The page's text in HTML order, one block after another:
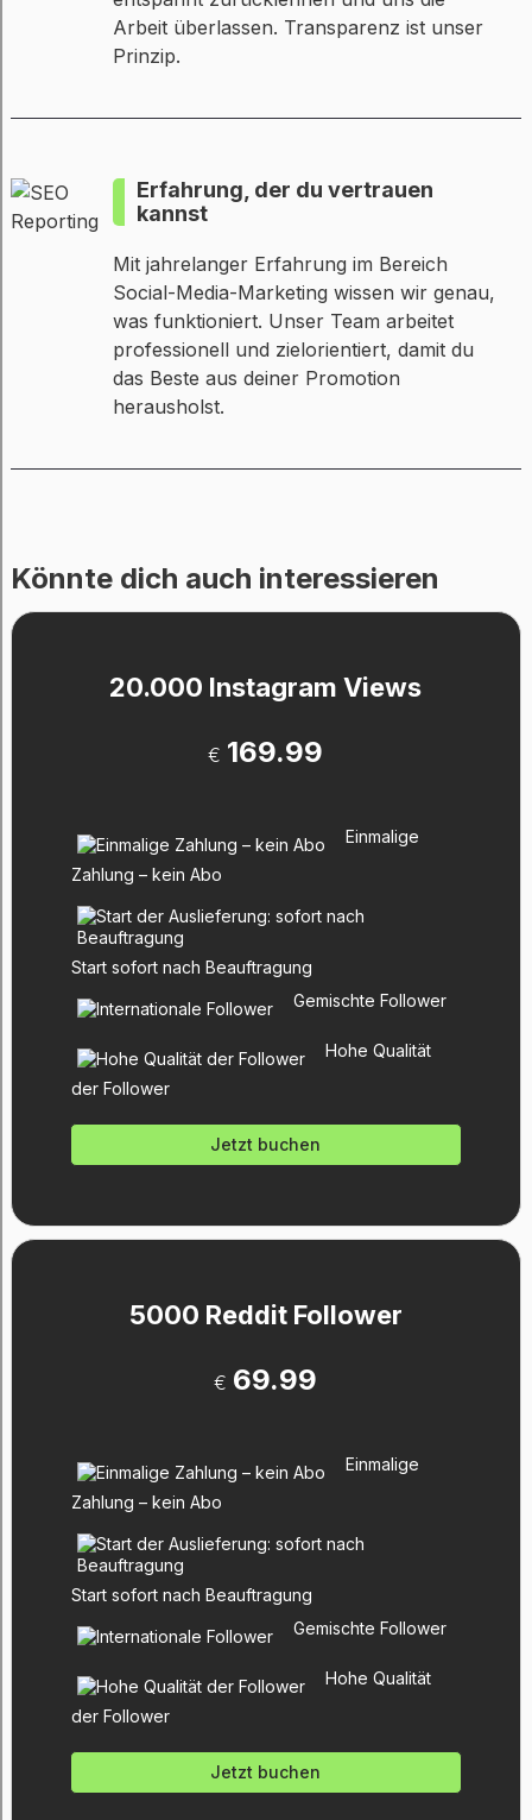
Arbeit überlassen. Transparenz ist unser
Prinzip.
Erfahrung, der du vertrauen
kannst
Mit jahrelanger Erfahrung im Bereich
Social-Media-Marketing wissen wir genau,
was funktioniert. Unser Team arbeitet
professionell und zielorientiert, damit du
das Beste aus deiner Promotion
herausholst.
Könnte dich auch interessieren
20.000 Instagram Views
€ 169.99
Einmalige
Zahlung – kein Abo
Start sofort nach Beauftragung
Gemischte Follower
Hohe Qualität
der Follower
Jetzt buchen
5000 Reddit Follower
€ 69.99
Einmalige
Zahlung – kein Abo
Start sofort nach Beauftragung
Gemischte Follower
Hohe Qualität
der Follower
Jetzt buchen